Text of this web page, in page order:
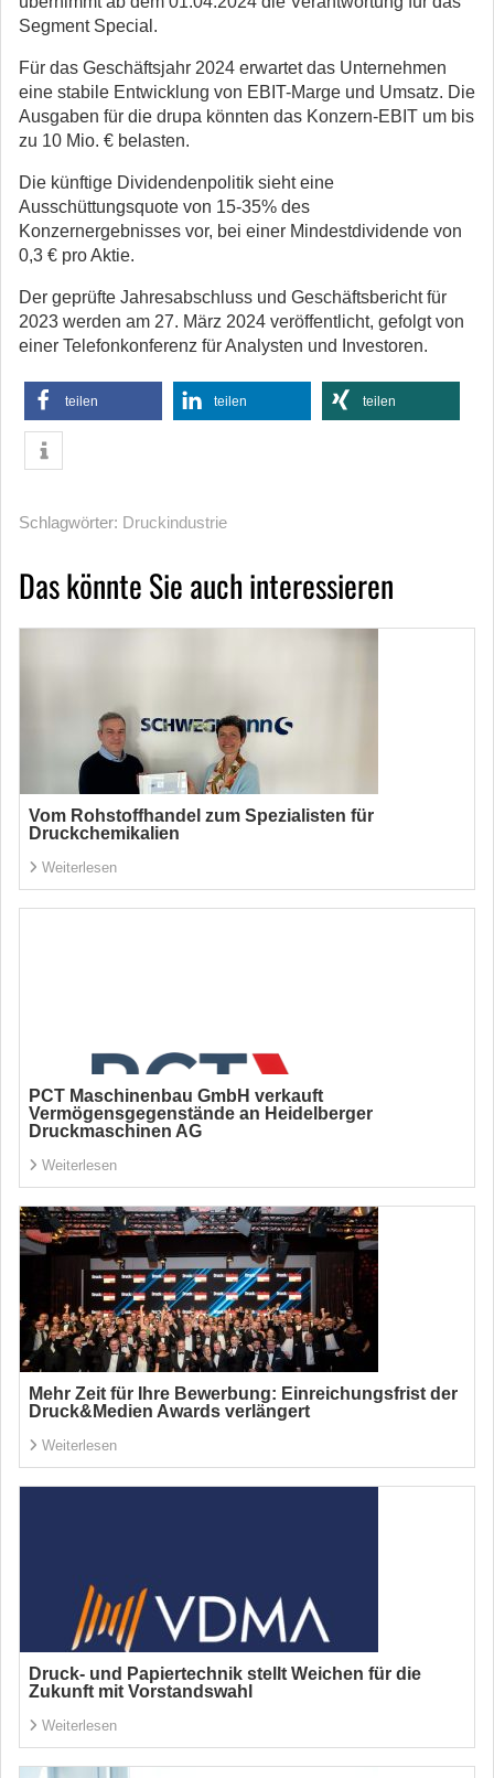
Segment Special.
Für das Geschäftsjahr 2024 erwartet das Unternehmen
eine stabile Entwicklung von EBIT-Marge und Umsatz. Die
Ausgaben für die drupa könnten das Konzern-EBIT um bis
zu 10 Mio. € belasten.
Die künftige Dividendenpolitik sieht eine
Ausschüttungsquote von 15-35% des
Konzernergebnisses vor, bei einer Mindestdividende von
0,3 € pro Aktie.
Der geprüfte Jahresabschluss und Geschäftsbericht für
2023 werden am 27. März 2024 veröffentlicht, gefolgt von
einer Telefonkonferenz für Analysten und Investoren.
teilen teilen teilen
Schlagwörter: Druckindustrie
Das könnte Sie auch interessieren
Vom Rohstoffhandel zum Spezialisten für
Druckchemikalien
Weiterlesen
PCT Maschinenbau GmbH verkauft
Vermögensgegenstände an Heidelberger
Druckmaschinen AG
Weiterlesen
Mehr Zeit für Ihre Bewerbung: Einreichungsfrist der
Druck&Medien Awards verlängert
Weiterlesen
Druck- und Papiertechnik stellt Weichen für die
Zukunft mit Vorstandswahl
Weiterlesen